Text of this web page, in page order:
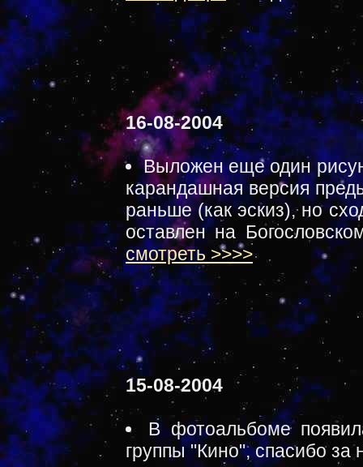
16-08-2004
Выложен еще один
карандашная версия
раньше (как эскиз), но
оставлен на
смотреть >>>>
15-08-2004
В фотоальбоме
группы "Кино", спасибо за